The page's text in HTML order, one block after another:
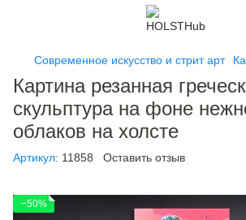
Современное искусство и стрит арт
Картина резанная
скульптура на фоне
облаков на холсте
Артикул: 11858 Оставить отзыв
−50%